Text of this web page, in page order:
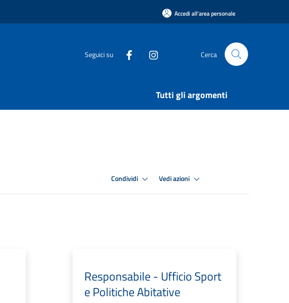
Accedi all'area personale
Seguici su Cerca
Tutti gli argomenti
Condividi Vedi azioni
Responsabile - Ufficio Sport
e Politiche Abitative